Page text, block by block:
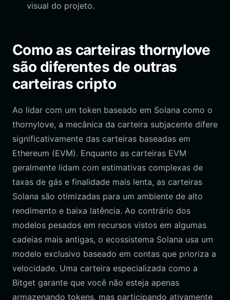
visual do projeto.
Como as carteiras thornylove
são diferentes de outras
carteiras cripto
Ao lidar com um token baseado em Solana como o
thornylove, a mecânica da carteira subjacente difere
significativamente das carteiras baseadas em
Ethereum (EVM). Enquanto as carteiras EVM
geralmente lidam com estimativas complexas de
taxas de gás e finalidade mais lenta, as carteiras
Solana são otimizadas para um ambiente de alto
rendimento e baixa latência. Ao contrário dos
modelos pesados em recursos vistos em algumas
cadeias mais antigas, o ecossistema Solana usa um
modelo exclusivo baseado em contas que prioriza a
velocidade. Uma carteira especializada como a
Bitget garante que você não esteja apenas
armazenando tokens, mas participando ativamente